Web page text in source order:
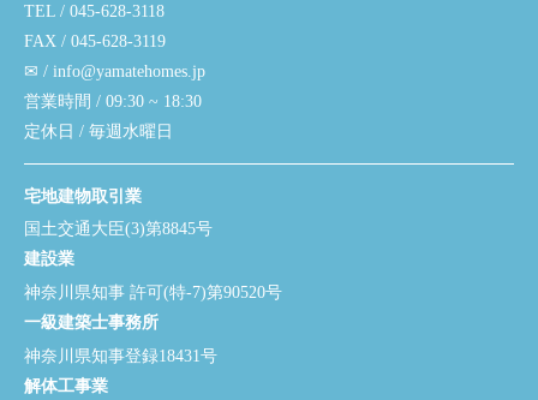
TEL / 045-628-3118
FAX / 045-628-3119
✉ / info@yamatehomes.jp
営業時間 / 09:30 ~ 18:30
定休日 / 毎週水曜日
宅地建物取引業
国土交通大臣(3)第8845号
建設業
神奈川県知事 許可(特-7)第90520号
一級建築士事務所
神奈川県知事登録18431号
解体工事業